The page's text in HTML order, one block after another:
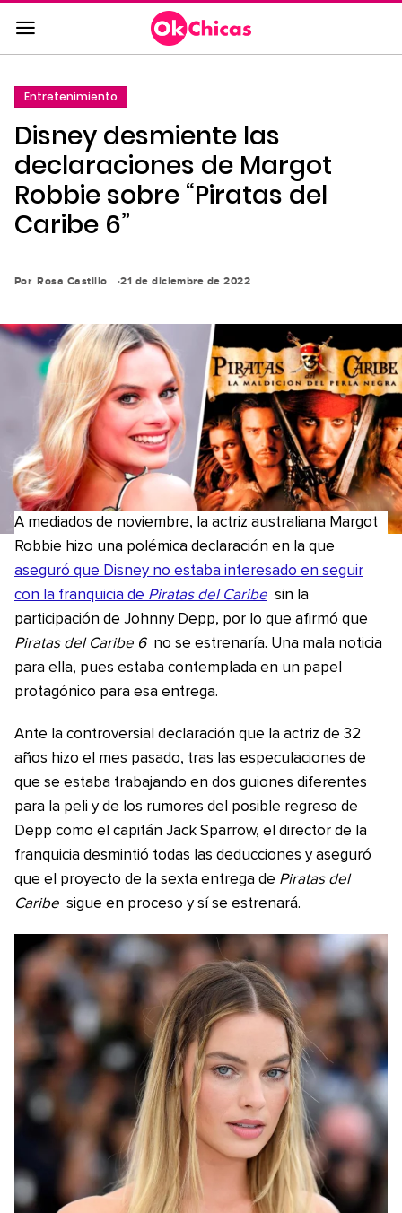
Saltar
al
contenido
la
navegación
principal
Entretenimiento
Disney desmiente las
declaraciones de Margot
Robbie sobre “Piratas del
Caribe 6”
Por Rosa Castillo 21 de diciembre de 2022
A mediados de noviembre, la actriz australiana Margot
Robbie hizo una polémica declaración en la que
aseguró que Disney no estaba interesado en seguir
con la franquicia de Piratas del Caribe sin la
participación de Johnny Depp, por lo que afirmó que
Piratas del Caribe 6 no se estrenaría. Una mala noticia
para ella, pues estaba contemplada en un papel
protagónico para esa entrega.
Ante la controversial declaración que la actriz de 32
años hizo el mes pasado, tras las especulaciones de
que se estaba trabajando en dos guiones diferentes
para la peli y de los rumores del posible regreso de
Depp como el capitán Jack Sparrow, el director de la
franquicia desmintió todas las deducciones y aseguró
que el proyecto de la sexta entrega de Piratas del
Caribe sigue en proceso y sí se estrenará.